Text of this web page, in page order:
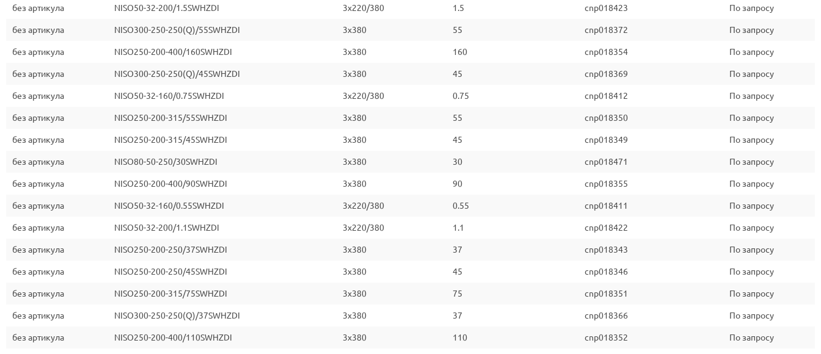
без артикула NISO50-32-200/1.5SWHZDI 3x220/380 1.5 cnp018423 По запросу
без артикула NISO300-250-250(Q)/55SWHZDI 3x380 55 cnp018372 По запросу
без артикула NISO250-200-400/160SWHZDI 3x380 160 cnp018354 По запросу
без артикула NISO300-250-250(Q)/45SWHZDI 3x380 45 cnp018369 По запросу
без артикула NISO50-32-160/0.75SWHZDI 3x220/380 0.75 cnp018412 По запросу
без артикула NISO250-200-315/55SWHZDI 3x380 55 cnp018350 По запросу
без артикула NISO250-200-315/45SWHZDI 3x380 45 cnp018349 По запросу
без артикула NISO80-50-250/30SWHZDI 3x380 30 cnp018471 По запросу
без артикула NISO250-200-400/90SWHZDI 3x380 90 cnp018355 По запросу
без артикула NISO50-32-160/0.55SWHZDI 3x220/380 0.55 cnp018411 По запросу
без артикула NISO50-32-200/1.1SWHZDI 3x220/380 1.1 cnp018422 По запросу
без артикула NISO250-200-250/37SWHZDI 3x380 37 cnp018343 По запросу
без артикула NISO250-200-250/45SWHZDI 3x380 45 cnp018346 По запросу
без артикула NISO250-200-315/75SWHZDI 3x380 75 cnp018351 По запросу
без артикула NISO300-250-250(Q)/37SWHZDI 3x380 37 cnp018366 По запросу
без артикула NISO250-200-400/110SWHZDI 3x380 110 cnp018352 По запросу